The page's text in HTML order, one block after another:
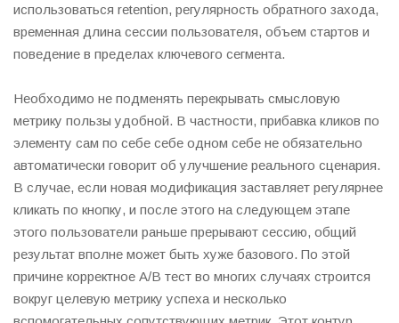
использоваться retention, регулярность обратного захода,
временная длина сессии пользователя, объем стартов и
поведение в пределах ключевого сегмента.
Необходимо не подменять перекрывать смысловую
метрику пользы удобной. В частности, прибавка кликов по
элементу сам по себе себе одном себе не обязательно
автоматически говорит об улучшение реального сценария.
В случае, если новая модификация заставляет регулярнее
кликать по кнопку, и после этого на следующем этапе
этого пользователи раньше прерывают сессию, общий
результат вполне может быть хуже базового. По этой
причине корректное A/B тест во многих случаях строится
вокруг целевую метрику успеха и несколько